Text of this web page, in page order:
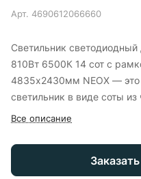
Арт. 4690612066660
Светильник
810Вт 6500К 14 сот с
4835х2430мм NEOX —
светильник в виде соты
сегментов с декоративной
общественных помещений.
эффективность 110 Лм/Вт,
Все описание